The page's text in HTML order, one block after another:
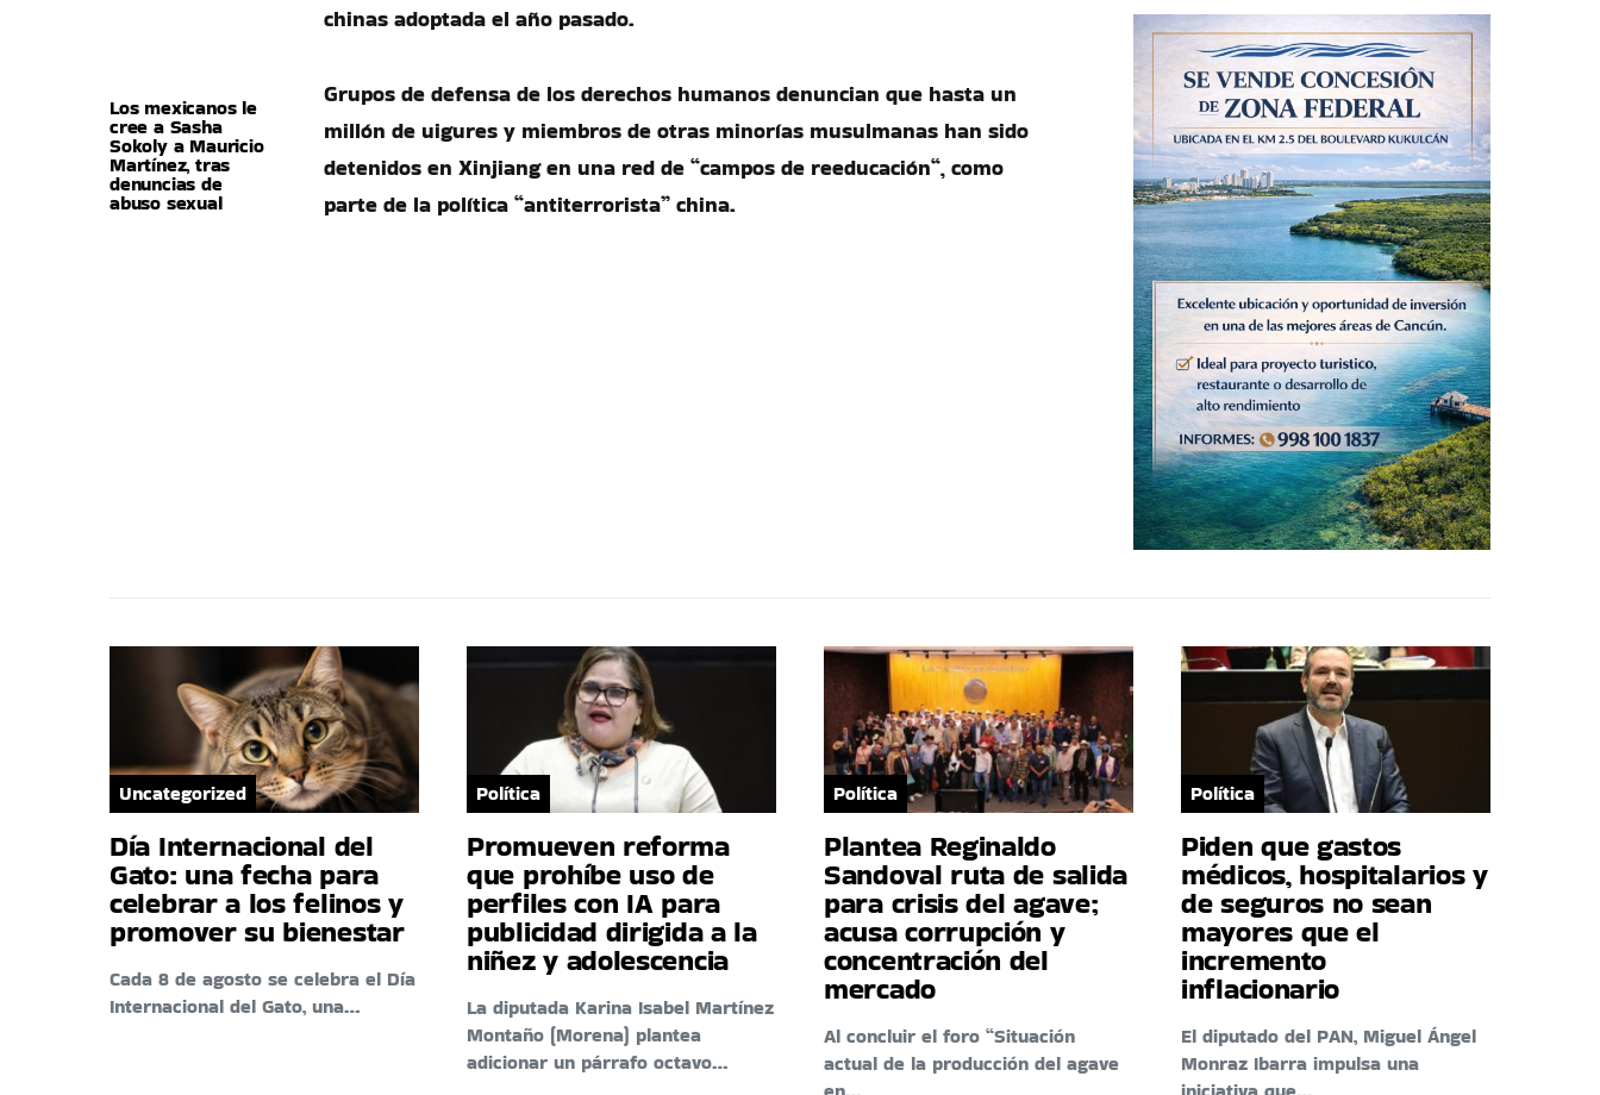
Los mexicanos le
cree a Sasha
Sokoly a Mauricio
Martínez, tras
denuncias de
abuso sexual
chinas adoptada el año pasado.
Grupos de defensa de los derechos humanos denuncian que hasta un
millón de uigures y miembros de otras minorías musulmanas han sido
detenidos en Xinjiang en una red de “campos de reeducación“, como
parte de la política “antiterrorista” china.
Uncategorized
Día Internacional del
Gato: una fecha para
celebrar a los felinos y
promover su bienestar
Cada 8 de agosto se celebra el Día
Internacional del Gato, una…
Política
Promueven reforma
que prohíbe uso de
perfiles con IA para
publicidad dirigida a la
niñez y adolescencia
La diputada Karina Isabel Martínez
Montaño (Morena) plantea
adicionar un párrafo octavo…
Política
Plantea Reginaldo
Sandoval ruta de salida
para crisis del agave;
acusa corrupción y
concentración del
mercado
Al concluir el foro “Situación
actual de la producción del agave
Política
Piden que gastos
médicos, hospitalarios y
de seguros no sean
mayores que el
incremento
inflacionario
El diputado del PAN, Miguel Ángel
Monraz Ibarra impulsa una